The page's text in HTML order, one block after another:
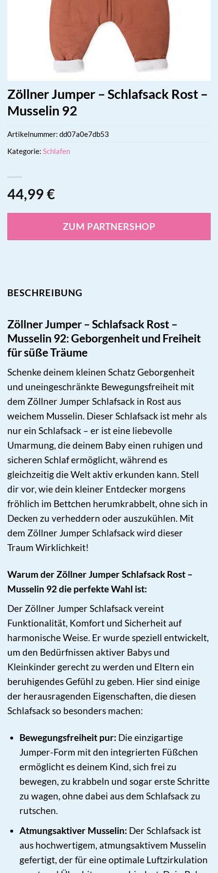
Zöllner Jumper – Schlafsack Rost –
Musselin 92
44,99 €
ZUM PARTNERSHOP
Artikelnummer: dd07a0e7db53
Kategorie: Schlafen
BESCHREIBUNG
Zöllner Jumper – Schlafsack Rost –
Musselin 92: Geborgenheit und Freiheit
für süße Träume
Schenke deinem kleinen Schatz Geborgenheit
und uneingeschränkte Bewegungsfreiheit mit
dem Zöllner Jumper Schlafsack in Rost aus
weichem Musselin. Dieser Schlafsack ist mehr als
nur ein Schlafsack – er ist eine liebevolle
Umarmung, die deinem Baby einen ruhigen und
sicheren Schlaf ermöglicht, während es
gleichzeitig die Welt aktiv erkunden kann. Stell
dir vor, wie dein kleiner Entdecker morgens
fröhlich im Bettchen herumkrabbelt, ohne sich in
Decken zu verheddern oder auszukühlen. Mit
dem Zöllner Jumper Schlafsack wird dieser
Traum Wirklichkeit!
Warum der Zöllner Jumper Schlafsack Rost –
Musselin 92 die perfekte Wahl ist:
Der Zöllner Jumper Schlafsack vereint
Funktionalität, Komfort und Sicherheit auf
harmonische Weise. Er wurde speziell entwickelt,
um den Bedürfnissen aktiver Babys und
Kleinkinder gerecht zu werden und Eltern ein
beruhigendes Gefühl zu geben. Hier sind einige
der herausragenden Eigenschaften, die diesen
Schlafsack so besonders machen:
Bewegungsfreiheit pur: Die einzigartige
Jumper-Form mit den integrierten Füßchen
ermöglicht es deinem Kind, sich frei zu
bewegen, zu krabbeln und sogar erste Schritte
zu wagen, ohne dabei aus dem Schlafsack zu
rutschen.
Atmungsaktiver Musselin: Der Schlafsack ist
aus hochwertigem, atmungsaktivem Musselin
gefertigt, der für eine optimale Luftzirkulation